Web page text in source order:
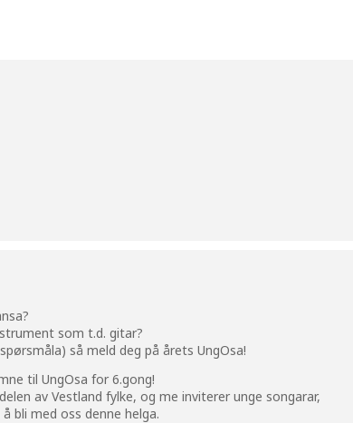
som t.d. gitar?
så meld deg på årets UngOsa!
til UngOsa for 6.gong!
av Vestland fylke, og me inviterer unge songarar,
bli med oss denne helga.